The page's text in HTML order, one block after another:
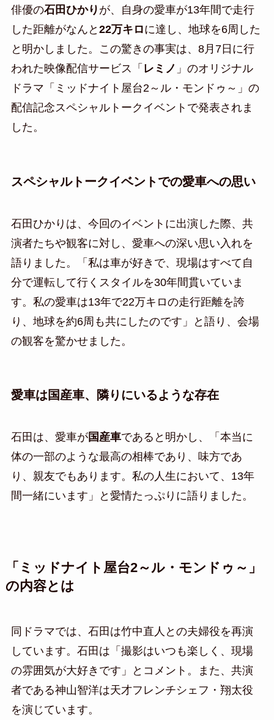
俳優の石田ひかり が、自身の愛車が13年間で走行
した距離がなんと 22万キロに達し、地球を6周した
と明かしました。この驚きの事実は、8月7日に行
われた映像配信サービス「 レミノ 」のオリジナル
ドラマ「ミッドナイト屋台2～ル・モンドゥ～」の
配信記念スペシャルトークイベントで発表されま
した。
スペシャルトークイベントでの愛車への思い
石田ひかりは、今回のイベントに出演した際、共
演者たちや観客に対し、愛車への深い思い入れを
語りました。「私は車が好きで、現場はすべて自
分で運転して行くスタイルを30年間貫いていま
す。私の愛車は13年で22万キロの走行距離を誇
り、地球を約6周も共にしたのです」と語り、会場
の観客を驚かせました。
愛車は国産車、隣りにいるような存在
石田は、愛車が国産車であると明かし、「本当に
体の一部のような最高の相棒であり、味方であ
り、親友でもあります。私の人生において、13年
間一緒にいます」と愛情たっぷりに語りました。
「ミッドナイト屋台2～ル・モンドゥ～」
の内容とは
同ドラマでは、石田は竹中直人との夫婦役を再演
しています。石田は「撮影はいつも楽しく、現場
の雰囲気が大好きです」とコメント。また、共演
者である神山智洋は天才フレンチシェフ・翔太役
を演じています。